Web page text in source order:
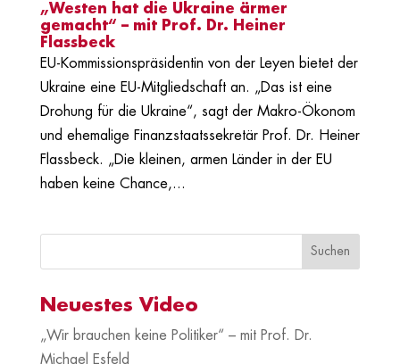
„Westen hat die Ukraine ärmer
gemacht“ – mit Prof. Dr. Heiner
Flassbeck
EU-Kommissionspräsidentin von der Leyen bietet der
Ukraine eine EU-Mitgliedschaft an. „Das ist eine
Drohung für die Ukraine“, sagt der Makro-Ökonom
und ehemalige Finanzstaatssekretär Prof. Dr. Heiner
Flassbeck. „Die kleinen, armen Länder in der EU
haben keine Chance,...
Neuestes Video
„Wir brauchen keine Politiker“ – mit Prof. Dr.
Michael Esfeld